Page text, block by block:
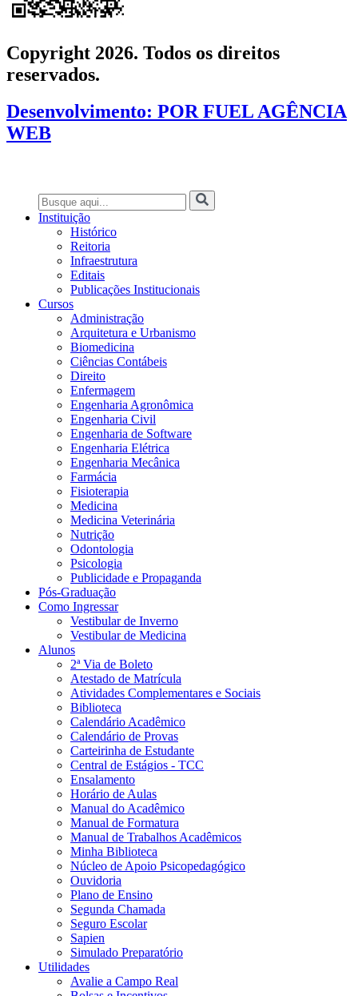
Copyright 2026. Todos os direitos
reservados.
Desenvolvimento: POR FUEL AGÊNCIA
WEB
Instituição
Histórico
Reitoria
Infraestrutura
Editais
Publicações Institucionais
Cursos
Administração
Arquitetura e Urbanismo
Biomedicina
Ciências Contábeis
Direito
Enfermagem
Engenharia Agronômica
Engenharia Civil
Engenharia de Software
Engenharia Elétrica
Engenharia Mecânica
Farmácia
Fisioterapia
Medicina
Medicina Veterinária
Nutrição
Odontologia
Psicologia
Publicidade e Propaganda
Pós-Graduação
Como Ingressar
Vestibular de Inverno
Vestibular de Medicina
Alunos
2ª Via de Boleto
Atestado de Matrícula
Atividades Complementares e Sociais
Biblioteca
Calendário Acadêmico
Calendário de Provas
Carteirinha de Estudante
Central de Estágios - TCC
Ensalamento
Horário de Aulas
Manual do Acadêmico
Manual de Formatura
Manual de Trabalhos Acadêmicos
Minha Biblioteca
Núcleo de Apoio Psicopedagógico
Ouvidoria
Plano de Ensino
Segunda Chamada
Seguro Escolar
Sapien
Simulado Preparatório
Utilidades
Avalie a Campo Real